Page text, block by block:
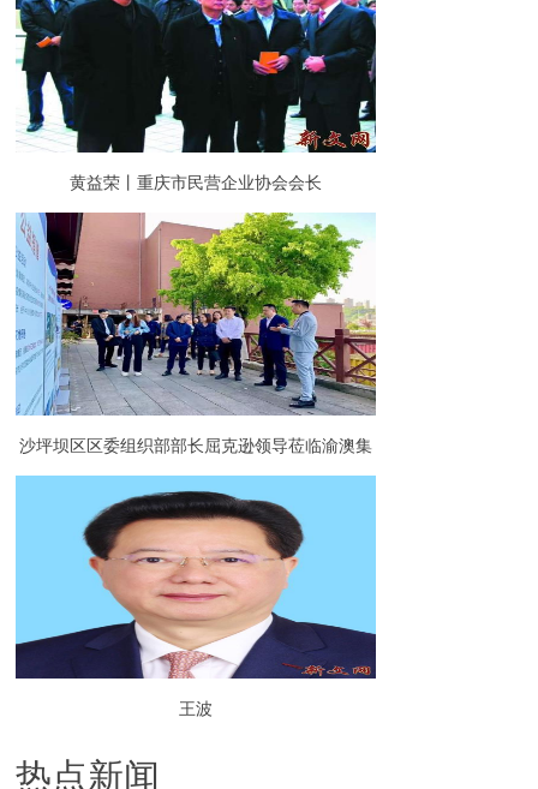
黄益荣丨重庆市民营企业协会会长
沙坪坝区区委组织部部长屈克逊领导莅临渝澳集
团调研指导园区党建工作
王波
热点新闻